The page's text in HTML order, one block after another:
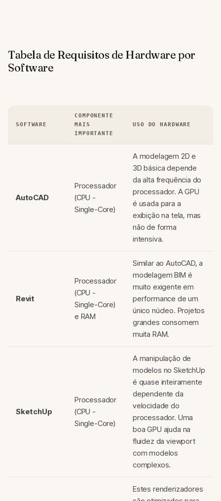
Tabela de Requisitos de Hardware por
Software
SOFTWARE
COMPONENTE
MAIS
IMPORTANTE
USO DO HARDWARE
AutoCAD
Processador
(CPU -
Single-Core)
A modelagem 2D e
3D básica depende
da alta frequência do
processador. A GPU
é usada para a
exibição na tela, mas
não de forma
intensiva.
Revit
Processador
(CPU -
Single-Core)
e RAM
Similar ao AutoCAD, a
modelagem BIM é
muito exigente em
performance de um
único núcleo. Projetos
grandes consomem
muita RAM.
SketchUp
Processador
(CPU -
Single-Core)
A manipulação de
modelos no SketchUp
é quase inteiramente
dependente da
velocidade do
processador. Uma
boa GPU ajuda na
fluidez da viewport
com modelos
complexos.
Estes renderizadores